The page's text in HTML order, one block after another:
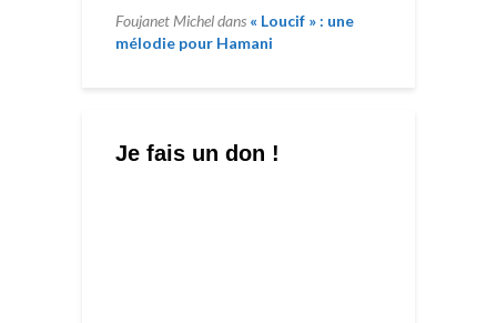
Foujanet Micheldans « Loucif » : une
mélodie pour Hamani
Je fais un don !